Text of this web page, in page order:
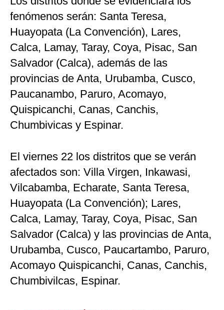
fenómenos serán: Santa Teresa,
Huayopata (La Convención), Lares,
Calca, Lamay, Taray, Coya, Pisac, San
Salvador (Calca), además de las
provincias de Anta, Urubamba, Cusco,
Paucanambo, Paruro, Acomayo,
Quispicanchi, Canas, Canchis,
Chumbivicas y Espinar.
El viernes 22 los distritos que se verán
afectados son: Villa Virgen, Inkawasi,
Vilcabamba, Echarate, Santa Teresa,
Huayopata (La Convención); Lares,
Calca, Lamay, Taray, Coya, Pisac, San
Salvador (Calca) y las provincias de Anta,
Urubamba, Cusco, Paucartambo, Paruro,
Acomayo Quispicanchi, Canas, Canchis,
Chumbivilcas, Espinar.